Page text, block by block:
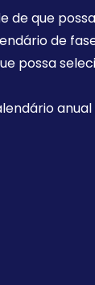
de que
de
possa
anual